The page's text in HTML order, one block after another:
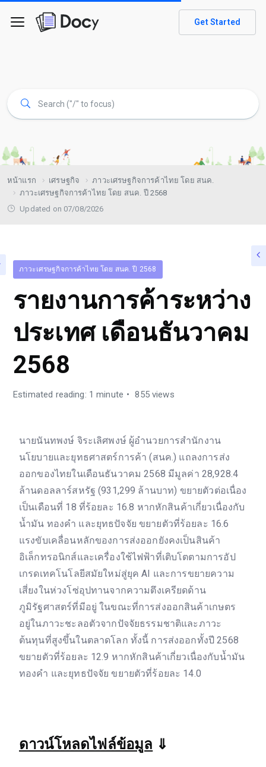
Get Started
หน้าแรก เศรษฐกิจ
ภาวะเศรษฐกิจการค้าไทย โดย สนค.
ภาวะเศรษฐกิจการค้าไทย โดย สนค. ปี 2568
Updated on 07/08/2026
ภาวะเศรษฐกิจการค้าไทย โดย สนค. ปี 2568
รายงานการค้าระหว่าง
ประเทศ เดือนธันวาคม
2568
Estimated reading: 1 minute 855 views
นายนันทพงษ์ จิระเลิศพงษ์ ผู้อำนวยการสำนักงาน
นโยบายและยุทธศาสตร์การค้า (สนค.) แถลงการส่ง
ออกของไทยในเดือนธันวาคม 2568 มีมูลค่า 28,928.4
ล้านดอลลาร์สหรัฐ (931,299 ล้านบาท) ขยายตัวต่อเนื่อง
เป็นเดือนที่ 18 ที่ร้อยละ 16.8 หากหักสินค้าเกี่ยวเนื่องกับ
น้ำมัน ทองคำ และยุทธปัจจัย ขยายตัวที่ร้อยละ 16.6
แรงขับเคลื่อนหลักของการส่งออกยังคงเป็นสินค้า
อิเล็กทรอนิกส์และเครื่องใช้ไฟฟ้าที่เติบโตตามการอัป
เกรดเทคโนโลยีสมัยใหม่สู่ยุค AI และการขยายความ
เสี่ยงในห่วงโซ่อุปทานจากความตึงเครียดด้าน
ภูมิรัฐศาสตร์ที่มีอยู่ ในขณะที่การส่งออกสินค้าเกษตร
อยู่ในภาวะชะลอตัวจากปัจจัยธรรมชาติและภาวะ
ต้นทุนที่สูงขึ้นในตลาดโลก ทั้งนี้ การส่งออกทั้งปี 2568
ขยายตัวที่ร้อยละ 12.9 หากหักสินค้าเกี่ยวเนื่องกับน้ำมัน
ทองคำ และยุทธปัจจัย ขยายตัวที่ร้อยละ 14.0
ดาวน์โหลดไฟล์ข้อมูล ⇓